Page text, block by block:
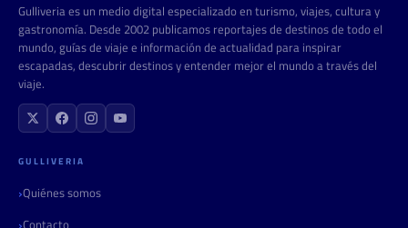
Gulliveria es un medio digital especializado en turismo, viajes, cultura y
gastronomía. Desde 2002 publicamos reportajes de destinos de todo el
mundo, guías de viaje e información de actualidad para inspirar
escapadas, descubrir destinos y entender mejor el mundo a través del
viaje.
GULLIVERIA
Quiénes somos
Contacto